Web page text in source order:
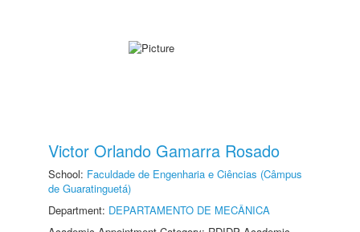
Victor Orlando Gamarra Rosado
School: Faculdade de Engenharia e Ciências (Câmpus
de Guaratinguetá)
Department: DEPARTAMENTO DE MECÂNICA